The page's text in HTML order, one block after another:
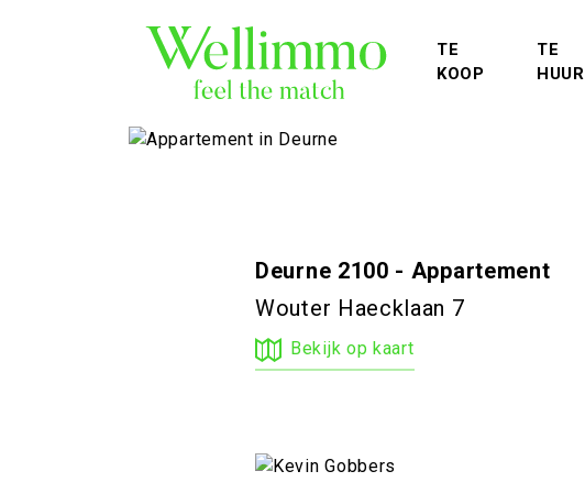
TE
KOOP (TE KOOP)
TE
HUUR
Deurne 2100 - Appartement
Wouter Haecklaan 7
Bekijk op kaart